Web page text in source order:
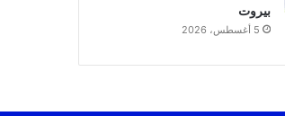
بيروت
5 أغسطس، 2026